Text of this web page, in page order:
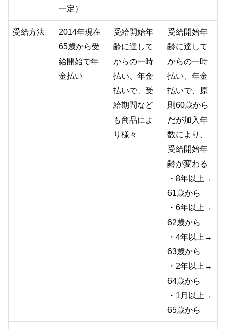
一定）
受給方法
2014年現在
65歳から受
給開始で年
金払い
受給開始年
齢に達して
からの一時
払い、年金
払いで、受
給期間など
も商品によ
り様々
受給開始年
齢に達して
からの一時
払い、年金
払いで、原
則60歳から
だが加入年
数により、
受給開始年
齢が変わる
・8年以上→
61歳から
・6年以上→
62歳から
・4年以上→
63歳から
・2年以上→
64歳から
・1月以上→
65歳から